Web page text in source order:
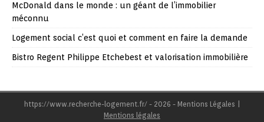
McDonald dans le monde : un géant de l’immobilier
méconnu
Logement social c’est quoi et comment en faire la demande
Bistro Regent Philippe Etchebest et valorisation immobilière
https://www.recherche-logement.fr/ - 2026 - Mentions Légales
Mentions légales